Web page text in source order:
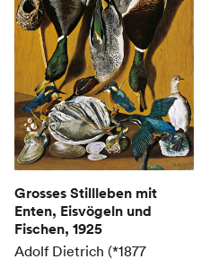
Grosses Stillleben mit
Enten, Eisvögeln und
Fischen, 1925
Adolf Dietrich (*1877